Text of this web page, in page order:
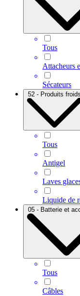
Tous
Attacheurs
Sécateurs
52 - Produits froids
Tous
Antigel
Laves
Liquide de
05 - Batterie et
Tous
Câbles